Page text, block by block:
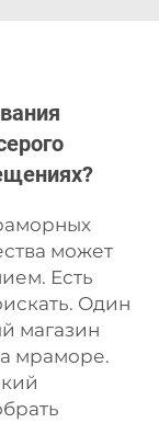
может
Есть
Один
магазин
мраморе.